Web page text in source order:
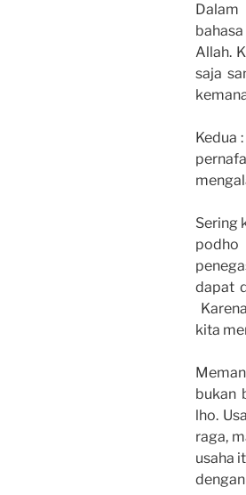
Allah.
saja
Kedua
Sering
podho
dapat
kita
bukan
lho.
raga,
usaha